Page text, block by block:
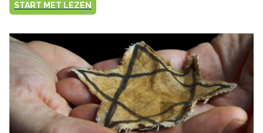
START MET LEZEN